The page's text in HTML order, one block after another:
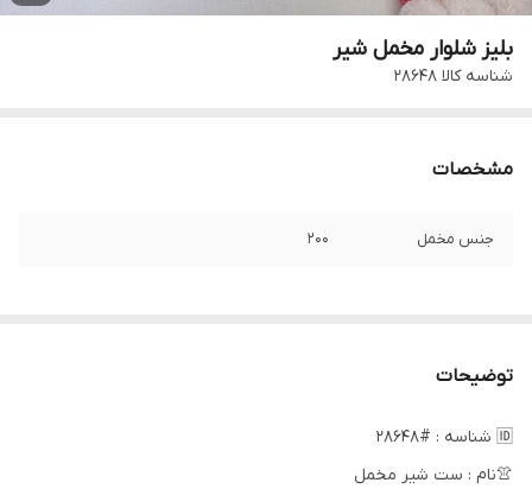
بلیز شلوار مخمل شیر
شناسه کالا ۲۸۶۴۸
مشخصات
جنس مخمل ۲۰۰
توضیحات
🆔 شناسه : #28648
👚نام : ست شیر مخمل